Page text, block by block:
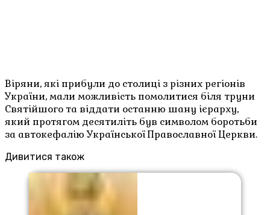
Віряни, які прибули до столиці з різних регіонів
України, мали можливість помолитися біля труни
Святійшого та віддати останню шану ієрарху,
який протягом десятиліть був символом боротьби
за автокефалію Української Православної Церкви.
Дивитися також